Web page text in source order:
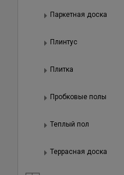
Паркетная доска
Плинтус
Плитка
Пробковые полы
Теплый пол
Террасная доска